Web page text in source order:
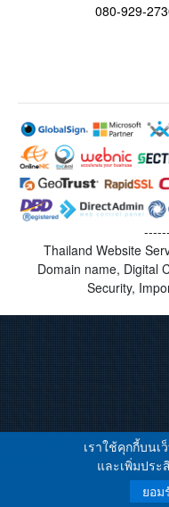
080-929-
Thailand Website
Domain name, Digital
Security,
เราใช้คุกกี้บนเ
และเพิ่มปร
ยอม